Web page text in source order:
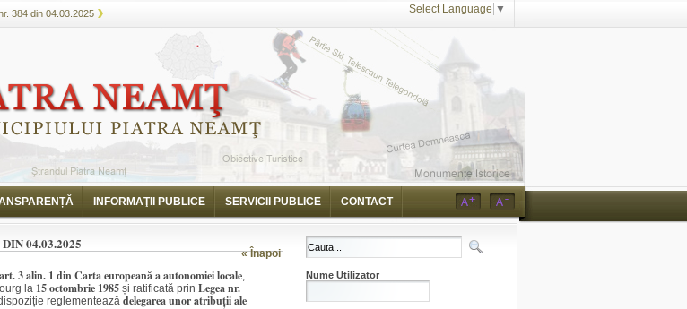
384 din 04.03.2025 Select Language ▼
INFORMAŢII PUBLICE SERVICII PUBLICE CONTACT
« Înapoi
04.03.2025
art. 3 alin. 1 din Carta europeană a autonomiei locale,
la 15 octombrie 1985și ratificată prin Legea nr.
reglementează delegarea unor atribuții ale
Nume Utilizator